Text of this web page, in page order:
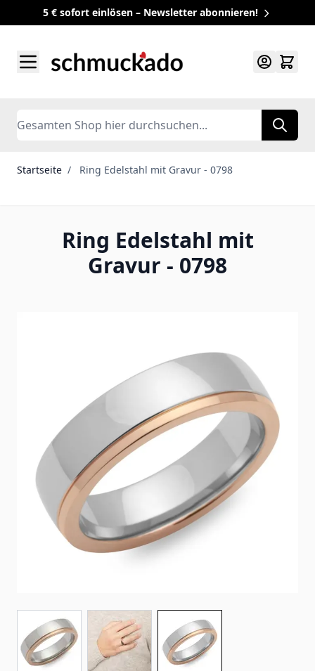
5 € sofort einlösen – Newsletter abonnieren!
Search
Startseite / Ring Edelstahl mit Gravur - 0798
Ring Edelstahl mit
Gravur - 0798